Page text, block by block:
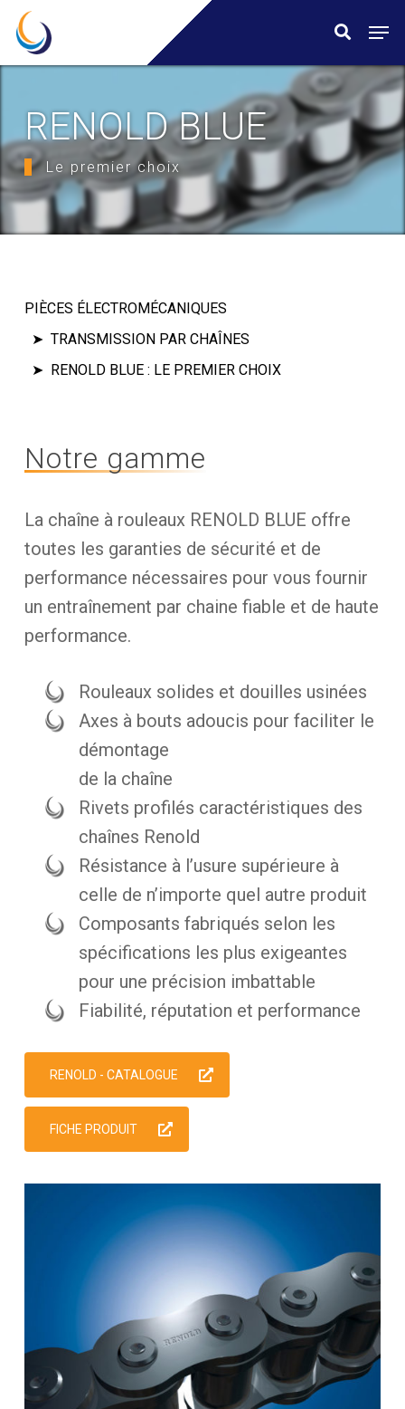
Skip
main
search
RENOLD BLUE
Le premier choix
PIÈCES ÉLECTROMÉCANIQUES
TRANSMISSION PAR CHAÎNES
RENOLD BLUE : LE PREMIER CHOIX
Notre gamme
La chaîne à rouleaux RENOLD BLUE offre
toutes les garanties de sécurité et de
performance nécessaires pour vous fournir
un entraînement par chaine fiable et de haute
performance.
Rouleaux solides et douilles usinées
Axes à bouts adoucis pour faciliter le
démontage
de la chaîne
Rivets profilés caractéristiques des
chaînes Renold
Résistance à l’usure supérieure à
celle de n’importe quel autre produit
Composants fabriqués selon les
spécifications les plus exigeantes
pour une précision imbattable
Fiabilité, réputation et performance
RENOLD - CATALOGUE
FICHE PRODUIT